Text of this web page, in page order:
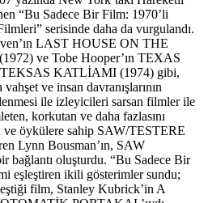
“Bu Sadece Bir Film: 1970’li
serisinde daha da vurgulandı.
LAST HOUSE ON THE
ve Tobe Hooper’ın TEXAS
KATLİAMI (1974) gibi,
vahşet ve insan davranışlarının
ile izleyicileri sarsan filmler ile
korkutan ve daha fazlasını
ve öykülere sahip SAW/TESTERE
Lynn Bousman’ın, SAW
bağlantı oluşturdu. “Bu Sadece Bir
eşleştiren ikili gösterimler sundu;
film, Stanley Kubrick’in A